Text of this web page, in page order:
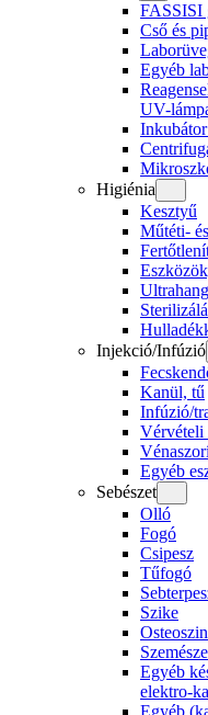
FASSISI
Cső és
Egyéb
UV-
Higiénia
Kesztyű
Műtéti-
Injekció/Infúzió
Kanül, tű
Infúzió/
Vérvételi
Egyéb
Sebészet
Olló
Fogó
Csipesz
Tűfogó
Szike
Egyéb
elektro-